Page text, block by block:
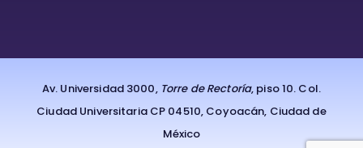
Av. Universidad 3000, Torre de Rectoría, piso 10. Col.
Ciudad Universitaria CP 04510, Coyoacán, Ciudad de
México